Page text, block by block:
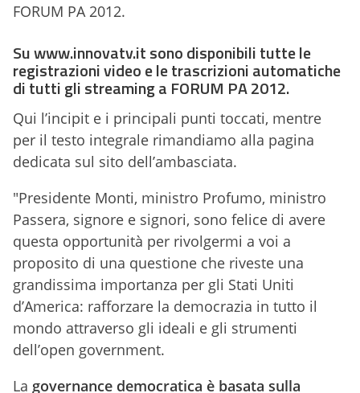
FORUM PA 2012.
Su www.innovatv.it sono disponibili tutte le
registrazioni video e le trascrizioni automatiche
di tutti gli streaming a FORUM PA 2012.
Qui l’incipit e i principali punti toccati, mentre
per il testo integrale rimandiamo alla pagina
dedicata sul sito dell’ambasciata.
"Presidente Monti, ministro Profumo, ministro
Passera, signore e signori, sono felice di avere
questa opportunità per rivolgermi a voi a
proposito di una questione che riveste una
grandissima importanza per gli Stati Uniti
d’America: rafforzare la democrazia in tutto il
mondo attraverso gli ideali e gli strumenti
dell’open government.
La governance democratica è basata sulla